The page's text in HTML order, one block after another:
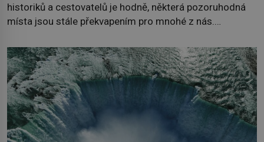
historiků a cestovatelů je hodně, některá pozoruhodná
místa jsou stále překvapením pro mnohé z nás.
Albánie či úchvatná atmosféra Kypru jsou jedny z míst,
která nám mají co nabídnout a vyprávět. Uznávaná
historička Bettany Hughes, se vydala prozkoumat
pozoruhodné úkazy, o kterých jste možná doposud
neslyšeli. Hora, […]